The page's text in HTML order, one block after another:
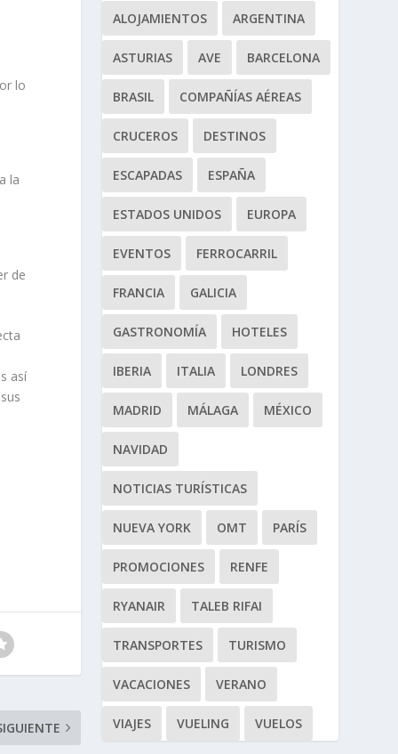
lo
la
de
así
ALOJAMIENTOS ARGENTINA
ASTURIAS AVE BARCELONA
BRASIL COMPAÑÍAS AÉREAS
CRUCEROS DESTINOS
ESCAPADAS ESPAÑA
ESTADOS UNIDOS EUROPA
EVENTOS FERROCARRIL
FRANCIA GALICIA
GASTRONOMÍA HOTELES
IBERIA ITALIA LONDRES
MADRID MÁLAGA MÉXICO
NAVIDAD
NOTICIAS TURÍSTICAS
NUEVA YORK OMT PARÍS
PROMOCIONES RENFE
RYANAIR TALEB RIFAI
TRANSPORTES TURISMO
VACACIONES VERANO
VIAJES VUELING VUELOS